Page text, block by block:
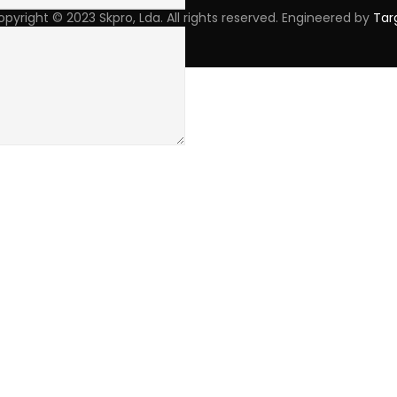
© 2023 Skpro, Lda. All rights reserved. Engineered by